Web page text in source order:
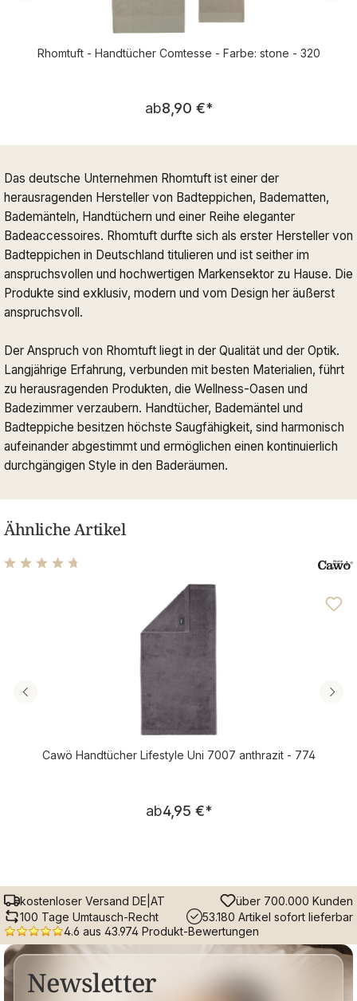
Rhomtuft - Handtücher Comtesse - Farbe: stone - 320
Regulärer Preis:
ab8,90 €*
Das deutsche Unternehmen Rhomtuft ist einer der
herausragenden Hersteller von Badteppichen, Badematten,
Bademänteln, Handtüchern und einer Reihe eleganter
Badeaccessoires. Rhomtuft durfte sich als erster Hersteller von
Badteppichen in Deutschland titulieren und ist seither im
anspruchsvollen und hochwertigen Markensektor zu Hause. Die
Produkte sind exklusiv, modern und vom Design her äußerst
anspruchsvoll.
Der Anspruch von Rhomtuft liegt in der Qualität und der Optik.
Langjährige Erfahrung, verbunden mit besten Materialien, führt
zu herausragenden Produkten, die Wellness-Oasen und
Badezimmer verzaubern. Handtücher, Bademäntel und
Badteppiche besitzen höchste Saugfähigkeit, sind harmonisch
aufeinander abgestimmt und ermöglichen einen kontinuierlich
durchgängigen Style in den Baderäumen.
Ähnliche Artikel
Durchschnittliche Bewertung von 4.76 von 5 Sternen
Cawö Handtücher Lifestyle Uni 7007 anthrazit - 774
Regulärer Preis:
ab4,95 €*
kostenloser Versand DE|AT
über 700.000 Kunden
100 Tage Umtausch-Recht
53.180 Artikel sofort lieferbar
4.6 aus 43.974 Produkt-Bewertungen
Newsletter